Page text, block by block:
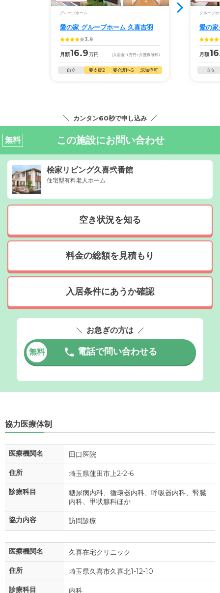
グループホーム
愛の家 グループホーム 久喜吉羽
3.9
月額16.9万円 (入居金11 万円 +介護保険料)
自立 要支援2 要介護1〜5 認知症可
グループホ
愛の
月額
自立
カンタン60秒で申し込み
無料 この施設にお問い合わせ
桧家リビング久喜弐番館
住宅型有料老人ホーム
空き状況を知る
料金の総額を見積もり
入居条件にあうか確認
お急ぎの方は
無料 電話で問い合わせる
協力医療体制
医療機関名 田口医院
住所 埼玉県蓮田市上2-2-6
診療科目
糖尿病内科、循環器内科、呼吸器内科、腎臓
内科、甲状腺科ほか
協力内容 訪問診療
医療機関名 久喜在宅クリニック
住所 埼玉県久喜市久喜北1-12-10
診療科目 内科